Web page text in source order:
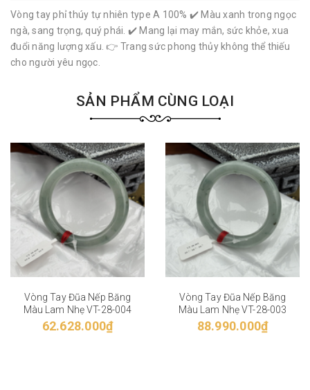
Vòng tay phỉ thúy tự nhiên type A 100% ✔️ Màu xanh trong ngọc
ngà, sang trọng, quý phái. ✔️ Mang lại may mắn, sức khỏe, xua
đuổi năng lượng xấu. 👉 Trang sức phong thủy không thể thiếu
cho người yêu ngọc.
SẢN PHẨM CÙNG LOẠI
Vòng Tay Đũa Nếp Băng
Màu Lam Nhẹ VT-28-004
62.628.000₫
Vòng Tay Đũa Nếp Băng
Màu Lam Nhẹ VT-28-003
88.990.000₫